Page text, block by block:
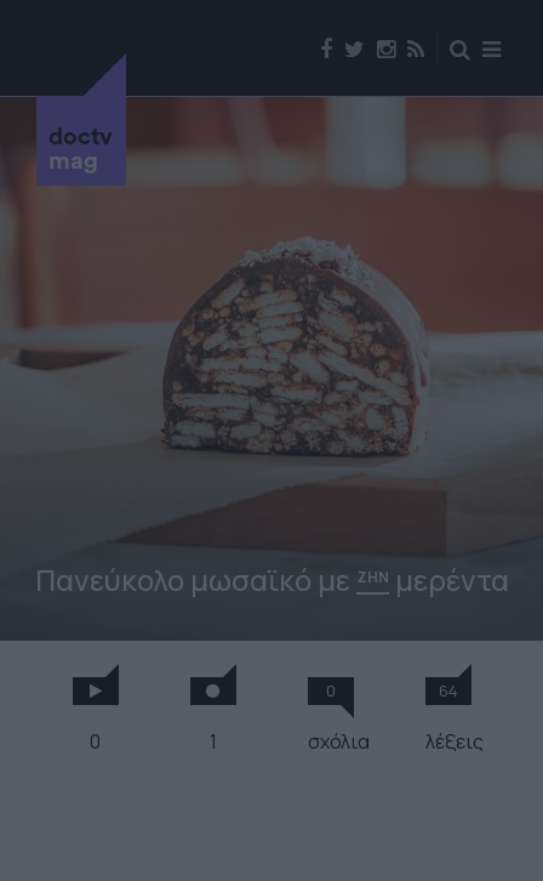
doctv
mag
Πανεύκολο μωσαϊκό με ΖΗΝ μερέντα
0 1
0
σχόλια
64
λέξεις